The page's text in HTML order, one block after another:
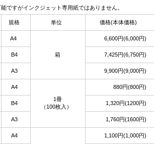
ですがインクジェット専用紙ではありません。
規格 単位 価格(本体価格)
A4
箱
6,600円(6,000円)
B4
7,425円(6,750円)
A3 9,900円(9,000円)
A4
1冊
（100枚入）
880円(800円)
B4 1,320円(1200円)
A3 1,760円(1600円)
A4
1,100円(1,000円)